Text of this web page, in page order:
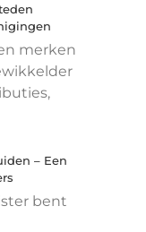
merken
– Een
bent